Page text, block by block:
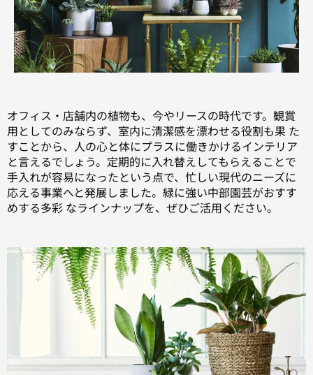
オフィス・店舗内の植物も、今やリースの時代です。観賞
用としてのみならず、室内に清潔感を漂わせる役割も果 た
すことから、人の心と体にプラスに働きかけるインテリア
と言えるでしょう。定期的に入れ替えしてもらえることで
手入れが容易になったという点で、忙しい現代のニーズに
応える事業へと発展しました。緑に強い中部園芸がおすす
めする多彩 なラインナップを、ぜひご活用ください。